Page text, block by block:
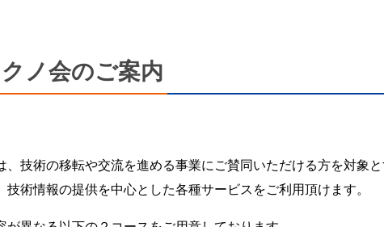
ノ会のご案内
、技術の移転や交流を進める事業にご賛同いただける方を対象と
技術情報の提供を中心とした各種サービスをご利用頂けます。